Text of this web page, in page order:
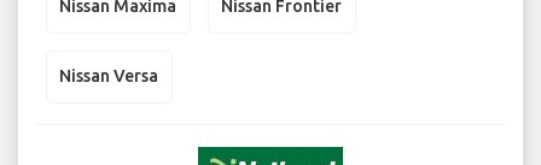
Nissan Maxima Nissan Frontier
Nissan Versa